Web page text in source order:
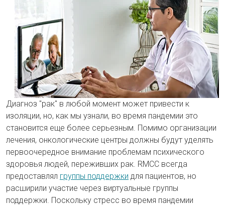
Диагноз "рак" в любой момент может привести к
изоляции, но, как мы узнали, во время пандемии это
становится еще более серьезным. Помимо организации
лечения, онкологические центры должны будут уделять
первоочередное внимание проблемам психического
здоровья людей, переживших рак. RMCC всегда
предоставлял группы поддержки для пациентов, но
расширили участие через виртуальные группы
поддержки. Поскольку стресс во время пандемии